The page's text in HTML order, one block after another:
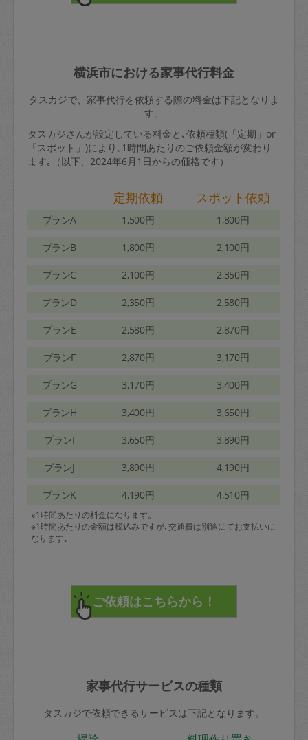
横浜市における家事代行料金
タスカジで、家事代行を依頼する際の料金は下記となりま
す。
タスカジさんが設定している料金と､依頼種類(「定期」or
「スポット」)により､1時間あたりのご依頼金額が変わり
ます｡（以下、2024年6月1日からの価格です）
定期依頼 スポット依頼
プランA 1,500円 1,800円
プランB 1,800円 2,100円
プランC 2,100円 2,350円
プランD 2,350円 2,580円
プランE 2,580円 2,870円
プランF 2,870円 3,170円
プランG 3,170円 3,400円
プランH 3,400円 3,650円
プランI 3,650円 3,890円
プランJ 3,890円 4,190円
プランK 4,190円 4,510円
※1時間あたりの料金になります。
※1時間あたりの金額は税込みですが､交通費は別途にてお支払いに
なります｡
家事代行サービスの種類
タスカジで依頼できるサービスは下記となります。